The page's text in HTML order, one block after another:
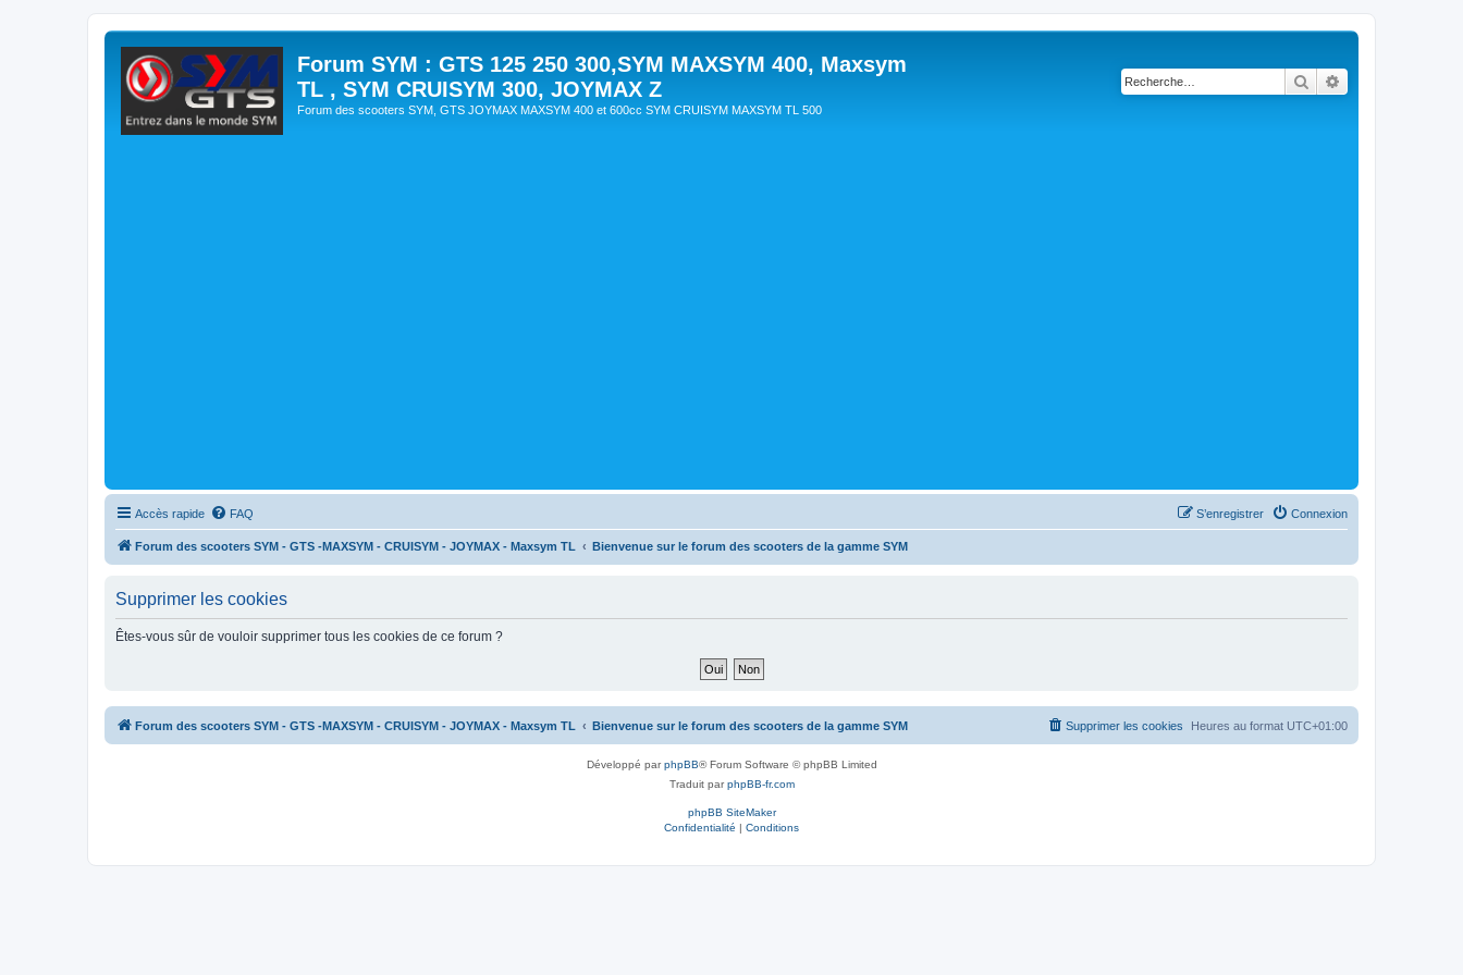
Forum SYM : GTS 125 250 300,SYM MAXSYM 400, Maxsym
TL , SYM CRUISYM 300, JOYMAX Z
Forum des scooters SYM, GTS JOYMAX MAXSYM 400 et 600cc SYM CRUISYM MAXSYM TL 500
Rechercher
Accès rapide FAQ Connexion
S’enregistrer
Forum des scooters SYM - GTS -MAXSYM - CRUISYM - JOYMAX - Maxsym TL Bienvenue sur le forum des scooters de la gamme SYM
Supprimer les cookies
Êtes-vous sûr de vouloir supprimer tous les cookies de ce forum ?
Forum des scooters SYM - GTS -MAXSYM - CRUISYM - JOYMAX - Maxsym TL Bienvenue sur le forum des scooters de la gamme SYM Heures au format UTC+01:00
Supprimer les cookies
Développé parphpBB® Forum Software © phpBB Limited
Traduit parphpBB-fr.com
phpBB SiteMaker
Confidentialité | Conditions